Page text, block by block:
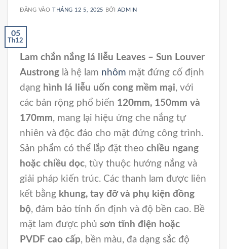
ĐĂNG VÀOTHÁNG 12 5, 2025 BỞI ADMIN
05
Th12
Lam chắn nắng lá liễu Leaves – Sun Louver
Austrong là hệ lam nhôm mặt đứng cố định
dạng hình lá liễu uốn cong mềm mại, với
các bản rộng phổ biến 120mm, 150mm và
170mm, mang lại hiệu ứng che nắng tự
nhiên và độc đáo cho mặt đứng công trình.
Sản phẩm có thể lắp đặt theo chiều ngang
hoặc chiều dọc, tùy thuộc hướng nắng và
giải pháp kiến trúc. Các thanh lam được liên
kết bằng khung, tay đỡ và phụ kiện đồng
bộ, đảm bảo tính ổn định và độ bền cao. Bề
mặt lam được phủ sơn tĩnh điện hoặc
PVDF cao cấp, bền màu, đa dạng sắc độ